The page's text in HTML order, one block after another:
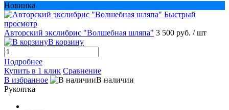
Новинка
Быстрый
просмотр
Авторский экслибрис "Волшебная шляпа" 3 500 руб. / шт
В корзину
Подробнее
Купить в 1 клик Сравнение
В избранное
В наличии
Рукоятка